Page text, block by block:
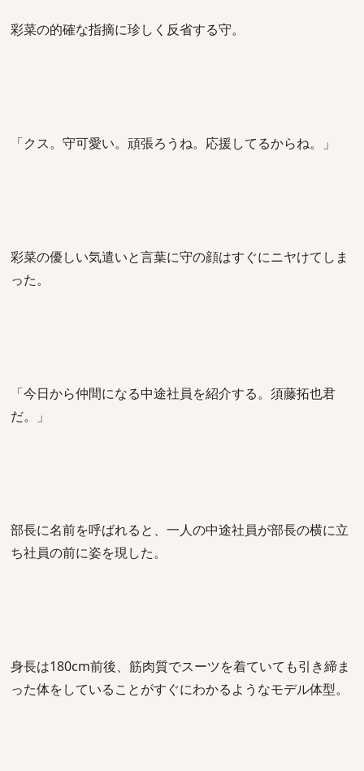
彩菜の的確な指摘に珍しく反省する守。
「クス。守可愛い。頑張ろうね。応援してるからね。」
彩菜の優しい気遣いと言葉に守の顔はすぐにニヤけてしま
った。
「今日から仲間になる中途社員を紹介する。須藤拓也君
だ。」
部長に名前を呼ばれると、一人の中途社員が部長の横に立
ち社員の前に姿を現した。
身長は180cm前後、筋肉質でスーツを着ていても引き締ま
った体をしていることがすぐにわかるようなモデル体型。